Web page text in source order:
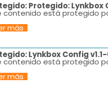
Protegido:
contenido está protegido
más
Lynkbox Config
contenido está protegido
más